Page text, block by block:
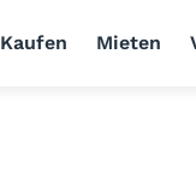
Kaufen Mieten